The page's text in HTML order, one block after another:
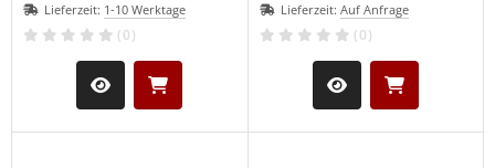
Lieferzeit: 1-10 Werktage
(0)
Lieferzeit: Auf Anfrage
(0)